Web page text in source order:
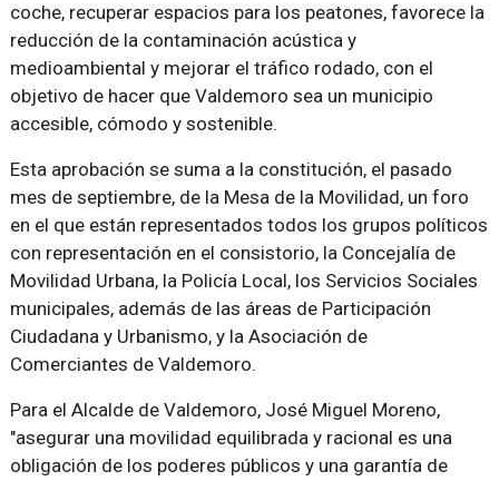
coche, recuperar espacios para los peatones, favorece la
reducción de la contaminación acústica y
medioambiental y mejorar el tráfico rodado, con el
objetivo de hacer que Valdemoro sea un municipio
accesible, cómodo y sostenible.
Esta aprobación se suma a la constitución, el pasado
mes de septiembre, de la Mesa de la Movilidad, un foro
en el que están representados todos los grupos políticos
con representación en el consistorio, la Concejalía de
Movilidad Urbana, la Policía Local, los Servicios Sociales
municipales, además de las áreas de Participación
Ciudadana y Urbanismo, y la Asociación de
Comerciantes de Valdemoro.
Para el Alcalde de Valdemoro, José Miguel Moreno,
"asegurar una movilidad equilibrada y racional es una
obligación de los poderes públicos y una garantía de